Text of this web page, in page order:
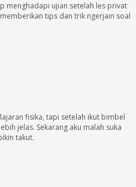
menghadapi ujian setelah les privat
tips dan trik ngerjain soal
fisika, tapi setelah ikut bimbel
jelas. Sekarang aku malah suka
takut.